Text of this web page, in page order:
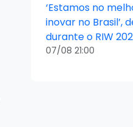
‘Estamos no
inovar no Brasil’,
durante o RIW
07/08 21:00